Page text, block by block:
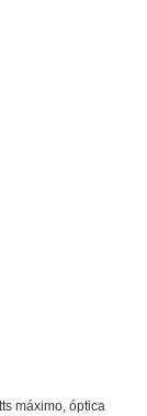
máximo, óptica